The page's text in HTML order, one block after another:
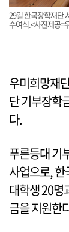
29일 한국장학재단
수여식.<사진제공=
우미희망재
단 기부장학
다.
푸른등대 기
사업으로,
대학생 20명
금을 지원한